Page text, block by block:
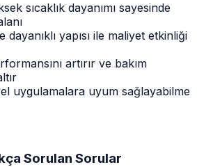
sıcaklık dayanımı sayesinde
yapısı ile maliyet etkinliği
artırır ve bakım
uygulamalara uyum sağlayabilme
Sorulan Sorular